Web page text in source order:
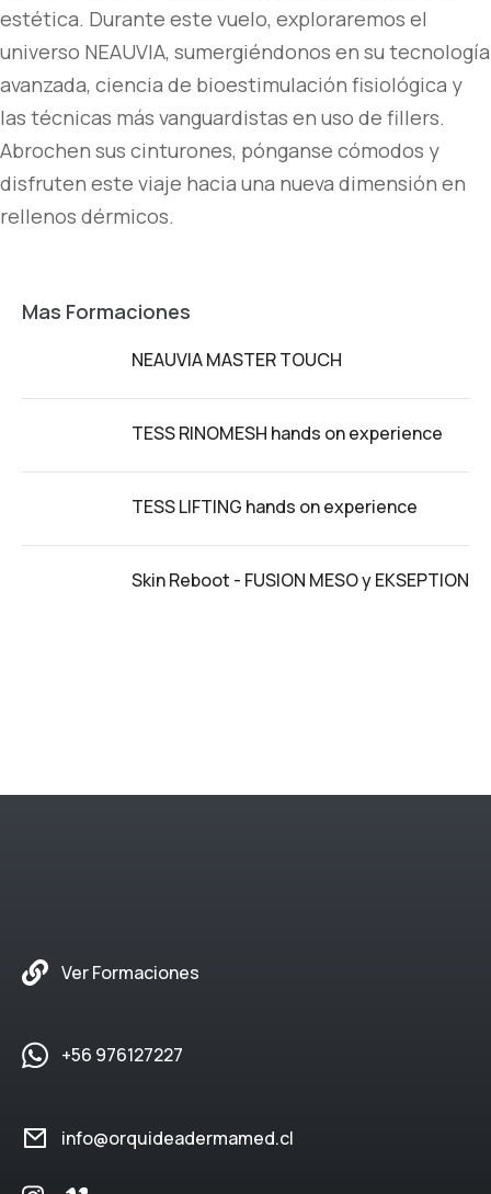
estética. Durante este vuelo, exploraremos el
universo NEAUVIA, sumergiéndonos en su tecnología
avanzada, ciencia de bioestimulación fisiológica y
las técnicas más vanguardistas en uso de fillers.
Abrochen sus cinturones, pónganse cómodos y
disfruten este viaje hacia una nueva dimensión en
rellenos dérmicos.
Mas Formaciones
NEAUVIA MASTER TOUCH
TESS RINOMESH hands on experience
TESS LIFTING hands on experience
Skin Reboot - FUSION MESO y EKSEPTION
Ver Formaciones
+56 976127227
info@orquideadermamed.cl